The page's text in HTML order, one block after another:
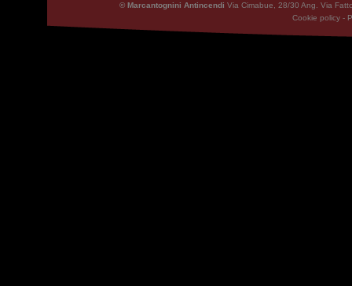
© Marcantognini Antincendi Via Cimabue, 28/30 Ang. Via
Cookie policy-